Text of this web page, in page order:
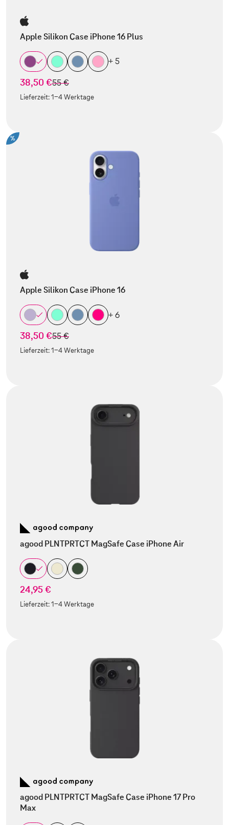
Apple Silikon Case iPhone 16 Plus
+ 5
38,50 €statt
55 €
Lieferzeit:1-4 Werktage
%
Apple Silikon Case iPhone 16
+ 6
38,50 €statt
55 €
Lieferzeit:1-4 Werktage
agood PLNTPRTCT MagSafe Case iPhone Air
24,95 €
Lieferzeit:1-4 Werktage
agood PLNTPRTCT MagSafe Case iPhone 17 Pro
Max